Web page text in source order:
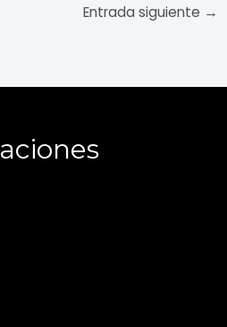
Entrada siguiente →